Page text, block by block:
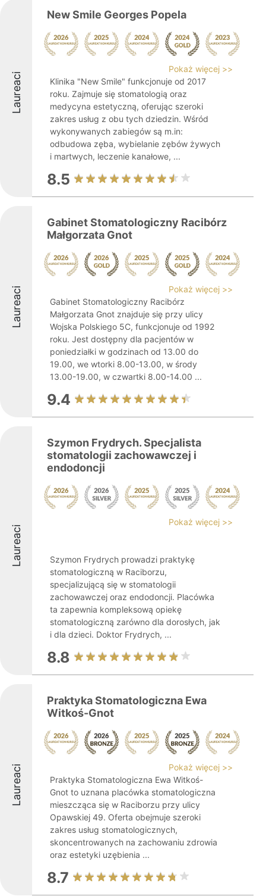
Laureaci
New Smile Georges Popela
Pokaż więcej >>
Klinika "New Smile" funkcjonuje od 2017
roku. Zajmuje się stomatologią oraz
medycyna estetyczną, oferując szeroki
zakres usług z obu tych dziedzin. Wśród
wykonywanych zabiegów są m.in:
odbudowa zęba, wybielanie zębów żywych
i martwych, leczenie kanałowe, ...
8.5
Laureaci
Gabinet Stomatologiczny Racibórz
Małgorzata Gnot
Pokaż więcej >>
Gabinet Stomatologiczny Racibórz
Małgorzata Gnot znajduje się przy ulicy
Wojska Polskiego 5C, funkcjonuje od 1992
roku. Jest dostępny dla pacjentów w
poniedziałki w godzinach od 13.00 do
19.00, we wtorki 8.00-13.00, w środy
13.00-19.00, w czwartki 8.00-14.00 ...
9.4
Laureaci
Szymon Frydrych. Specjalista
stomatologii zachowawczej i
endodoncji
Pokaż więcej >>
Szymon Frydrych prowadzi praktykę
stomatologiczną w Raciborzu,
specjalizującą się w stomatologii
zachowawczej oraz endodoncji. Placówka
ta zapewnia kompleksową opiekę
stomatologiczną zarówno dla dorosłych, jak
i dla dzieci. Doktor Frydrych, ...
8.8
Laureaci
Praktyka Stomatologiczna Ewa
Witkoś-Gnot
Pokaż więcej >>
Praktyka Stomatologiczna Ewa Witkoś-
Gnot to uznana placówka stomatologiczna
mieszcząca się w Raciborzu przy ulicy
Opawskiej 49. Oferta obejmuje szeroki
zakres usług stomatologicznych,
skoncentrowanych na zachowaniu zdrowia
oraz estetyki uzębienia ...
8.7